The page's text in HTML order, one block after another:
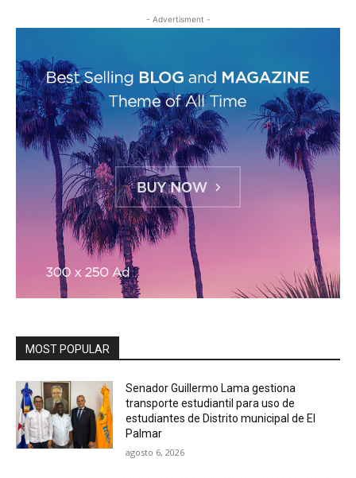
- Advertisment -
MOST POPULAR
Senador Guillermo Lama gestiona
transporte estudiantil para uso de
estudiantes de Distrito municipal de El
Palmar
agosto 6, 2026